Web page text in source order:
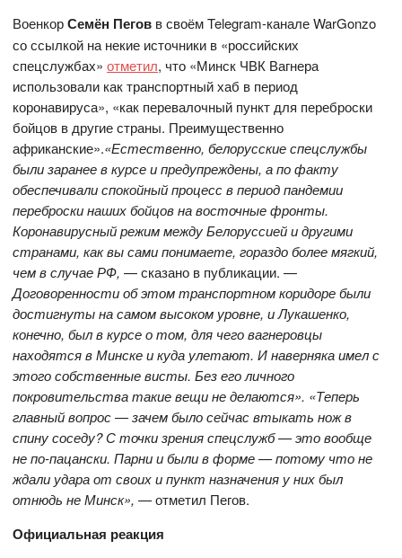
ВоенкорСемён Пегов в своём Telegram-канале WarGonzo
со ссылкой на некие источники в «российских
спецслужбах»отметил, что «Минск ЧВК Вагнера
использовали как транспортный хаб в период
коронавируса», «как перевалочный пункт для переброски
бойцов в другие страны. Преимущественно
африканские».«Естественно, белорусские спецслужбы
были заранее в курсе и предупреждены, а по факту
обеспечивали спокойный процесс в период пандемии
переброски наших бойцов на восточные фронты.
Коронавирусный режим между Белоруссией и другими
странами, как вы сами понимаете, гораздо более мягкий,
чем в случае РФ,— сказано в публикации. —
Договоренности об этом транспортном коридоре были
достигнуты на самом высоком уровне, и Лукашенко,
конечно, был в курсе о том, для чего вагнеровцы
находятся в Минске и куда улетают. И наверняка имел с
этого собственные висты. Без его личного
покровительства такие вещи не делаются». «Теперь
главный вопрос — зачем было сейчас втыкать нож в
спину соседу? С точки зрения спецслужб — это вообще
не по-пацански. Парни и были в форме — потому что не
ждали удара от своих и пункт назначения у них был
отнюдь не Минск», —отметил Пегов.
Официальная реакция